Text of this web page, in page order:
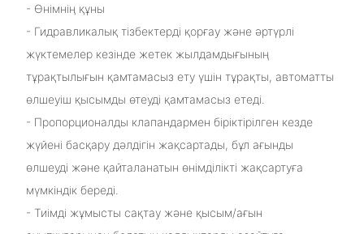
- Өнімнің құны
- Гидравликалық тізбектерді қорғау және әртүрлі
жүктемелер кезінде жетек жылдамдығының
тұрақтылығын қамтамасыз ету үшін тұрақты, автоматты
өлшеуіш қысымды өтеуді қамтамасыз етеді.
- Пропорционалды клапандармен біріктірілген кезде
жүйені басқару дәлдігін жақсартады, бұл ағынды
өлшеуді және қайталанатын өнімділікті жақсартуға
мүмкіндік береді.
- Тиімді жұмысты сақтау және қысым/ағын